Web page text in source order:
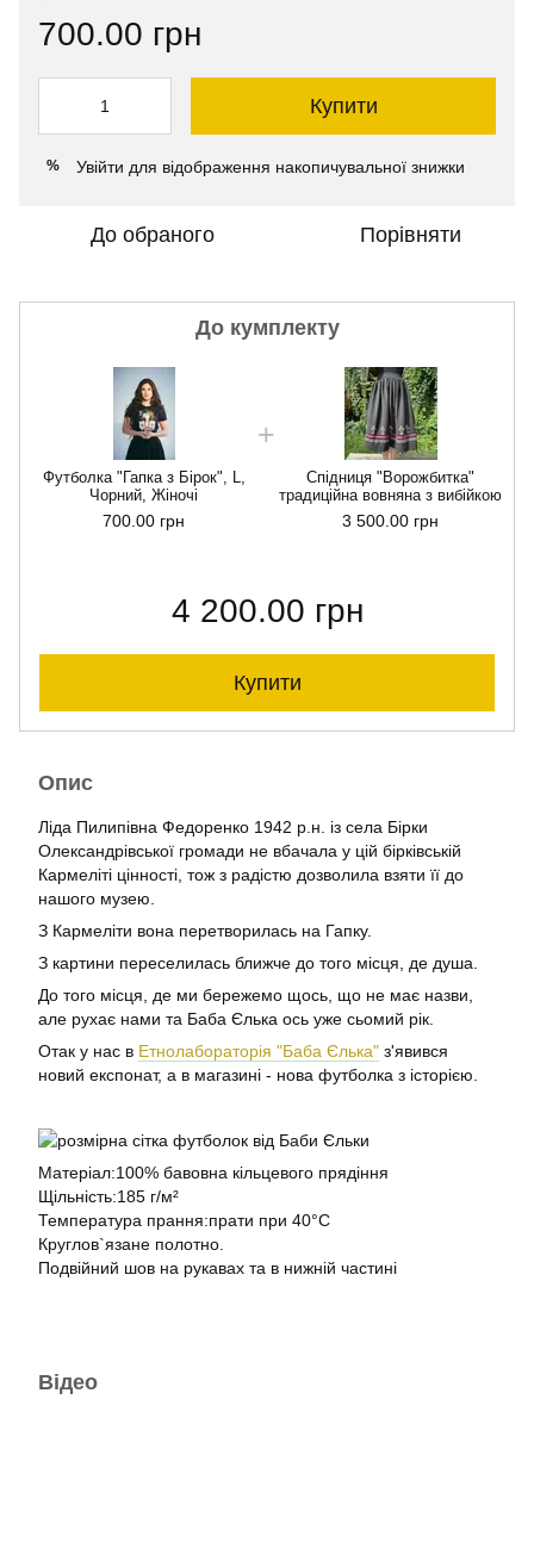
700.00 грн
Купити
% Увійти для відображення накопичувальної знижки
До обраного Порівняти
До кумплекту
Футболка "Гапка з Бірок", L,
Чорний, Жіночі
700.00 грн
Спідниця "Ворожбитка"
традиційна вовняна з вибійкою
3 500.00 грн
4 200.00 грн
Купити
Опис
Ліда Пилипівна Федоренко 1942 р.н. із села Бірки
Олександрівської громади не вбачала у цій бірківській
Кармеліті цінності, тож з радістю дозволила взяти її до
нашого музею.
З Кармеліти вона перетворилась на Гапку.
З картини переселилась ближче до того місця, де душа.
До того місця, де ми бережемо щось, що не має назви,
але рухає нами та Баба Єлька ось уже сьомий рік.
Отак у нас в Етнолабораторія "Баба Єлька" з'явився
новий експонат, а в магазині - нова футболка з історією.
Матеріал:100% бавовна кільцевого прядіння
Щільність:185 г/м²
Температура прання:прати при 40°C
Круглов`язане полотно.
Подвійний шов на рукавах та в нижній частині
Відео